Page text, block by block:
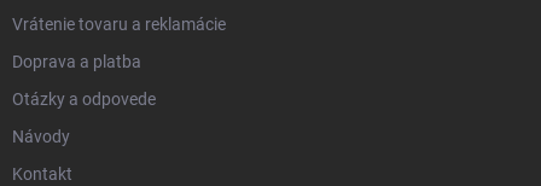
Vrátenie tovaru a reklamácie
Doprava a platba
Otázky a odpovede
Návody
Kontakt